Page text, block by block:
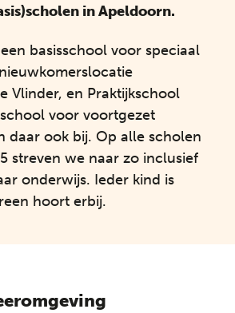
in Apeldoorn.
basisschool voor speciaal
Vlinder, en Praktijkschool
voor voortgezet
daar ook bij. Op alle scholen
streven we naar zo inclusief
onderwijs. Ieder kind is
hoort erbij.